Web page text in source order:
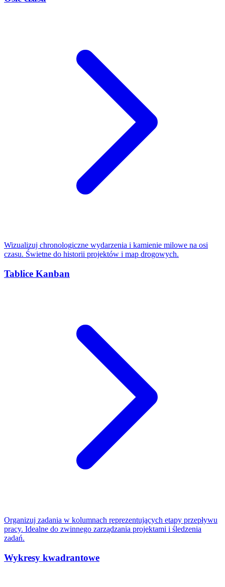
Wizualizuj chronologiczne wydarzenia i kamienie milowe na osi
czasu. Świetne do historii projektów i map drogowych.
Tablice Kanban
Organizuj zadania w kolumnach reprezentujących etapy przepływu
pracy. Idealne do zwinnego zarządzania projektami i śledzenia
zadań.
Wykresy kwadrantowe